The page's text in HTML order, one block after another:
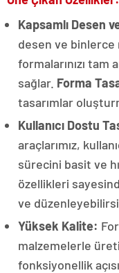
Kapsamlı Desen
desen ve
formalarınızı tam
sağlar. Forma
tasarımlar
Kullanıcı Dostu
araçlarımız,
sürecini basit ve
özellikleri
ve
Yüksek Kalite:
malzemelerle
fonksiyonellik